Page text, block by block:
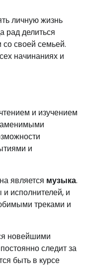
личную жизнь
рад делиться
своей семьей.
начинаниях и
и изучением
и
является музыка.
исполнителей, и
треками и
новейшими
следит за
быть в курсе